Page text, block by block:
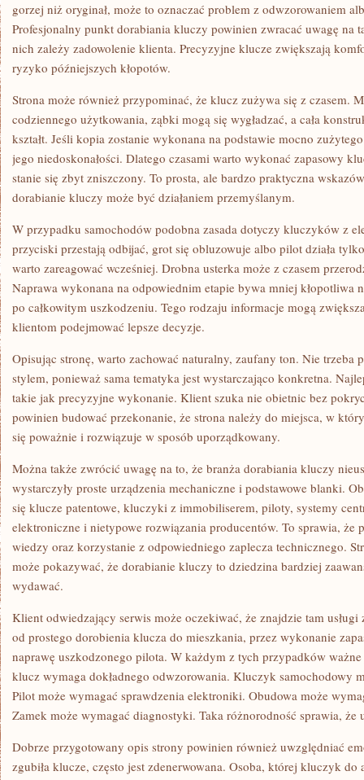
gorzej niż oryginał, może to oznaczać problem z odwzorowaniem
Profesjonalny punkt dorabiania kluczy powinien zwracać uwagę na
nich zależy zadowolenie klienta. Precyzyjne klucze zwiększają
ryzyko późniejszych kłopotów.
Strona może również przypominać, że klucz zużywa się z czasem.
codziennego użytkowania, ząbki mogą się wygładzać, a cała
kształt. Jeśli kopia zostanie wykonana na podstawie mocno
jego niedoskonałości. Dlatego czasami warto wykonać zapasowy
stanie się zbyt zniszczony. To prosta, ale bardzo praktyczna
dorabianie kluczy może być działaniem przemyślanym.
W przypadku samochodów podobna zasada dotyczy kluczyków z
przyciski przestają odbijać, grot się obluzowuje albo pilot działa
warto zareagować wcześniej. Drobna usterka może z czasem
Naprawa wykonana na odpowiednim etapie bywa mniej kłopotliwa
po całkowitym uszkodzeniu. Tego rodzaju informacje mogą
klientom podejmować lepsze decyzje.
Opisując stronę, warto zachować naturalny, zaufany ton. Nie trzeba
stylem, ponieważ sama tematyka jest wystarczająco konkretna.
takie jak precyzyjne wykonanie. Klient szuka nie obietnic bez
powinien budować przekonanie, że strona należy do miejsca, w
się poważnie i rozwiązuje w sposób uporządkowany.
Można także zwrócić uwagę na to, że branża dorabiania kluczy
wystarczyły proste urządzenia mechaniczne i podstawowe blanki.
się klucze patentowe, kluczyki z immobiliserem, piloty, systemy
elektroniczne i nietypowe rozwiązania producentów. To sprawia, że
wiedzy oraz korzystanie z odpowiedniego zaplecza technicznego.
może pokazywać, że dorabianie kluczy to dziedzina bardziej
wydawać.
Klient odwiedzający serwis może oczekiwać, że znajdzie tam
od prostego dorobienia klucza do mieszkania, przez wykonanie
naprawę uszkodzonego pilota. W każdym z tych przypadków
klucz wymaga dokładnego odwzorowania. Kluczyk samochodowy
Pilot może wymagać sprawdzenia elektroniki. Obudowa może
Zamek może wymagać diagnostyki. Taka różnorodność sprawia, że
Dobrze przygotowany opis strony powinien również uwzględniać
zgubiła klucze, często jest zdenerwowana. Osoba, której kluczyk do